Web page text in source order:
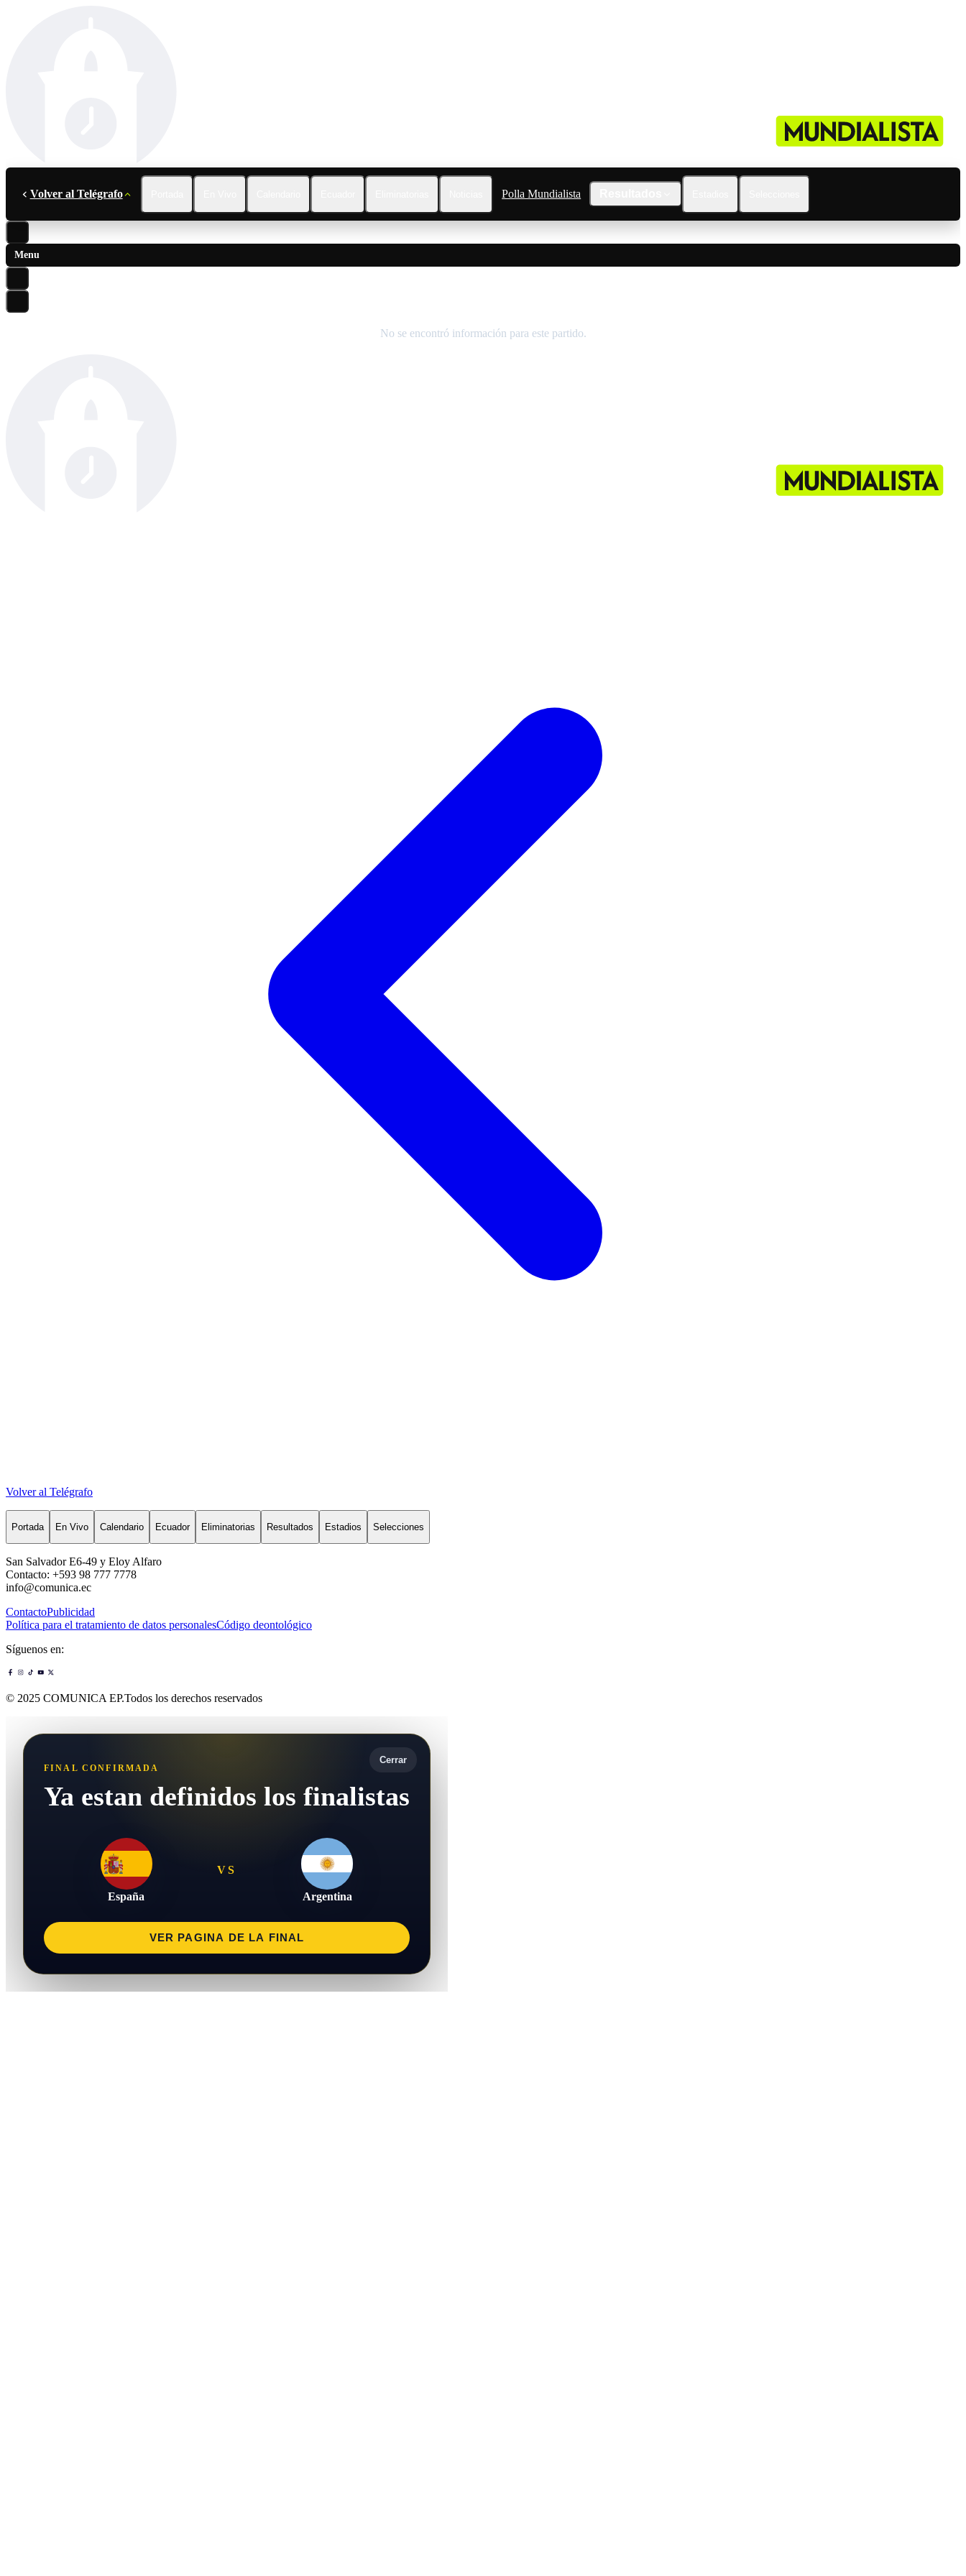
Volver al Telégrafo Polla Mundialista
Menu
No se encontró información para este partido.
Volver al Telégrafo
Portada En Vivo Calendario Ecuador Eliminatorias Resultados Estadios Selecciones
San Salvador E6-49 y Eloy Alfaro
Contacto: +593 98 777 7778
info@comunica.ec
ContactoPublicidad
Política para el tratamiento de datos personalesCódigo deontológico
Síguenos en:
© 2025 COMUNICA EP.Todos los derechos reservados
Cerrar
FINAL CONFIRMADA
Ya estan definidos los finalistas
España
VS
Argentina
VER PAGINA DE LA FINAL